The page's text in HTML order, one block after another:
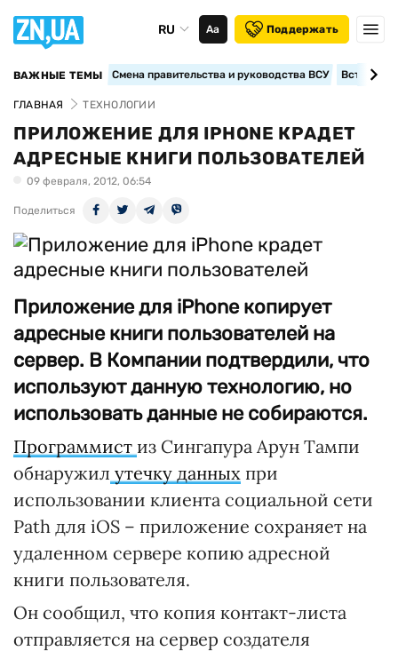
RU Аа Поддержать
ВАЖНЫЕ ТЕМЫ Смена правительства и руководства ВСУ
ГЛАВНАЯ ТЕХНОЛОГИИ
ПРИЛОЖЕНИЕ ДЛЯ IPHONE КРАДЕТ
АДРЕСНЫЕ КНИГИ ПОЛЬЗОВАТЕЛЕЙ
09 февраля, 2012, 06:54
Поделиться
Приложение для iPhone копирует
адресные книги пользователей на
сервер. В Компании подтвердили, что
используют данную технологию, но
использовать данные не собираются.
Программист из Сингапура Арун Тампи
обнаружил утечку данных при
использовании клиента социальной сети
Path для iOS – приложение сохраняет на
удаленном сервере копию адресной
книги пользователя.
Он сообщил, что копия контакт-листа
отправляется на сервер создателя